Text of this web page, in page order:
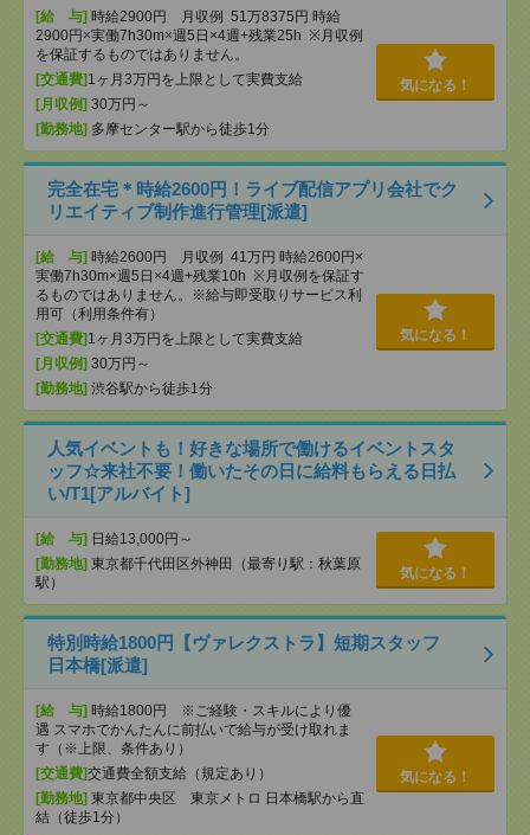
[給 与] 時給2900円 月収例 51万8375円 時給
2900円×実働7h30m×週5日×4週+残業25h ※月収例
を保証するものではありません。
[交通費]1ヶ月3万円を上限として実費支給
[月収例] 30万円～
[勤務地] 多摩センター駅から徒歩1分
気になる！
完全在宅＊時給2600円！ライブ配信アプリ会社でク
リエイティブ制作進行管理[派遣]
[給 与] 時給2600円 月収例 41万円 時給2600円×
実働7h30m×週5日×4週+残業10h ※月収例を保証す
るものではありません。※給与即受取りサービス利
用可（利用条件有）
[交通費]1ヶ月3万円を上限として実費支給
[月収例] 30万円～
[勤務地] 渋谷駅から徒歩1分
気になる！
人気イベントも！好きな場所で働けるイベントスタ
ッフ☆来社不要！働いたその日に給料もらえる日払
い/T1[アルバイト]
[給 与] 日給13,000円～
[勤務地] 東京都千代田区外神田（最寄り駅：秋葉原
駅）
気になる！
特別時給1800円【ヴァレクストラ】短期スタッフ
日本橋[派遣]
[給 与] 時給1800円 ※ご経験・スキルにより優
遇 スマホでかんたんに前払いで給与が受け取れま
す（※上限、条件あり）
[交通費]交通費全額支給（規定あり）
[勤務地] 東京都中央区 東京メトロ 日本橋駅から直
結（徒歩1分）
気になる！